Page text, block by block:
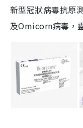
新型冠狀病毒抗原
及Omicorn病毒，